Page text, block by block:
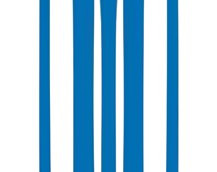
Utilisez un ciment solvant conforme à BS 4346 ou ASTM D2564.
Nettoyez et séchez l'extrémité du tuyau et l'emboîtement du raccord